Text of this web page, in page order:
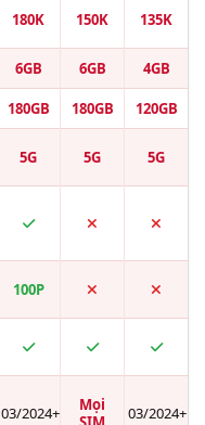
180K 150K 135K
6GB 6GB 4GB
180GB 180GB 120GB
5G 5G 5G
100P
03/2024+
Mọi
03/2024+